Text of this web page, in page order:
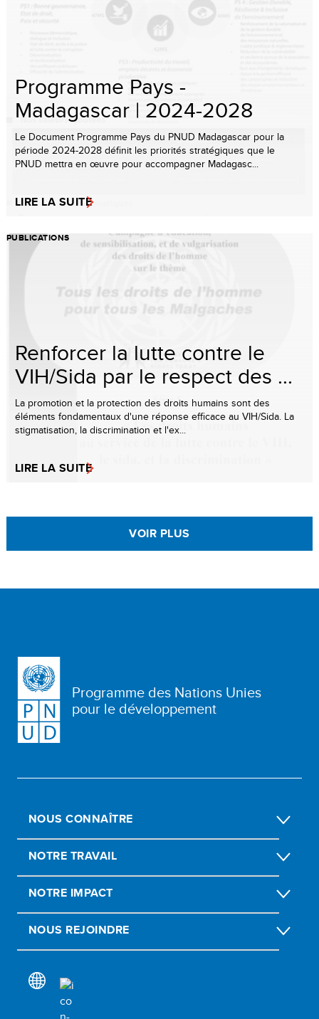
Programme Pays -
Madagascar | 2024-2028
Le Document Programme Pays du PNUD Madagascar pour la
période 2024-2028 définit les priorités stratégiques que le
PNUD mettra en œuvre pour accompagner Madagasc...
LIRE LA SUITE
PUBLICATIONS
Renforcer la lutte contre le
VIH/Sida par le respect des ...
La promotion et la protection des droits humains sont des
éléments fondamentaux d'une réponse efficace au VIH/Sida. La
stigmatisation, la discrimination et l'ex...
LIRE LA SUITE
VOIR PLUS
Programme des Nations Unies
pour le développement
NOUS CONNAÎTRE
NOTRE TRAVAIL
NOTRE IMPACT
NOUS REJOINDRE